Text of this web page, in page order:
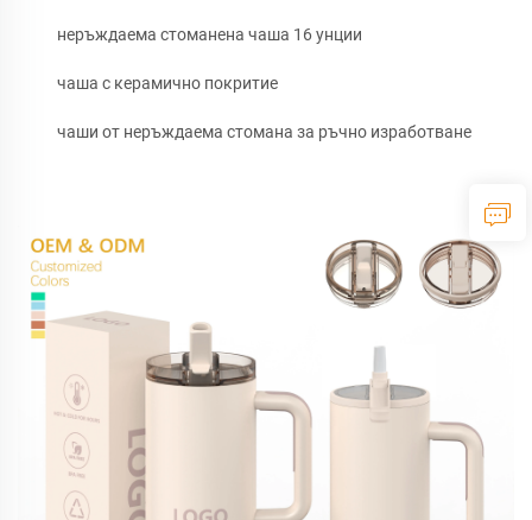
неръждаема стоманена чаша 16 унции
чаша с керамично покритие
чаши от неръждаема стомана за ръчно изработване